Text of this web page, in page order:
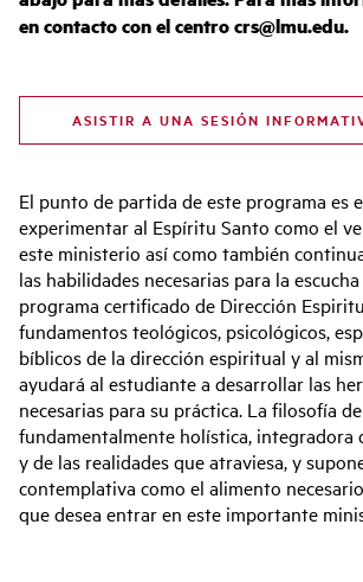
en contacto con el centro crs@lmu.edu.
ASISTIR A UNA SESIÓN
El punto de partida de este programa es
experimentar al Espíritu Santo como el
este ministerio así como también
las habilidades necesarias para la
programa certificado de Dirección
fundamentos teológicos, psicológicos,
bíblicos de la dirección espiritual y al
ayudará al estudiante a desarrollar las
necesarias para su práctica. La filosofía
fundamentalmente holística, integradora
y de las realidades que atraviesa, y
contemplativa como el alimento
que desea entrar en este importante